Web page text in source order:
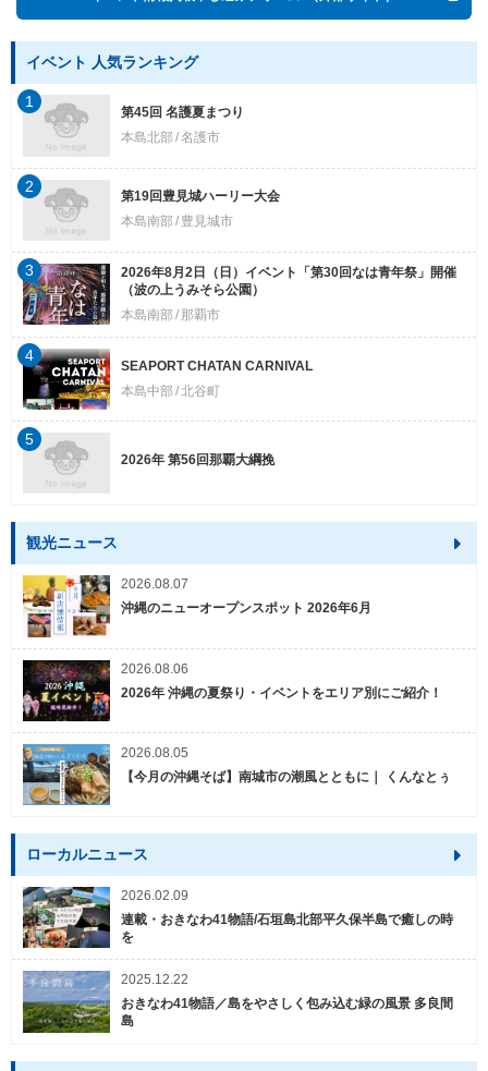
イベント 人気ランキング
第45回 名護夏まつり
本島北部 名護市
1
第19回豊見城ハーリー大会
本島南部
豊見城市
2
2026年8月2日（日）イベント「第30回なは青年祭」開催
（波の上うみそら公園）
本島南部
那覇市
3
SEAPORT CHATAN CARNIVAL
本島中部 北谷町
4
2026年 第56回那覇大綱挽
5
観光ニュース
2026.08.07
沖縄のニューオープンスポット 2026年6月
2026.08.06
2026年 沖縄の夏祭り・イベントをエリア別にご紹介！
2026.08.05
【今月の沖縄そば】南城市の潮風とともに｜ くんなとぅ
ローカルニュース
2026.02.09
連載・おきなわ41物語/石垣島北部平久保半島で癒しの時
を
2025.12.22
おきなわ41物語／島をやさしく包み込む緑の風景 多良間
島